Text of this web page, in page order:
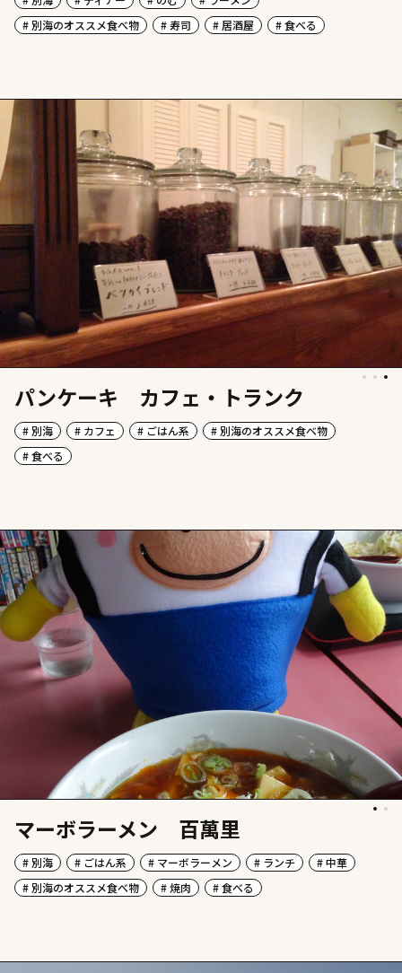
# 別海のオススメ食べ物
# 寿司 # 居酒屋 # 食べる
パンケーキ カフェ・トランク
# 別海 # カフェ # ごはん系
# 別海のオススメ食べ物
# 食べる
マーボラーメン 百萬里
# 別海 # ごはん系 # マーボラーメン # ランチ
# 中華
# 別海のオススメ食べ物
# 焼肉 # 食べる